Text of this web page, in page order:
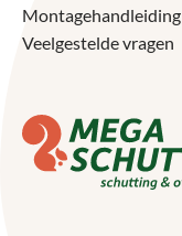
Montagehandleiding
Veelgestelde vragen